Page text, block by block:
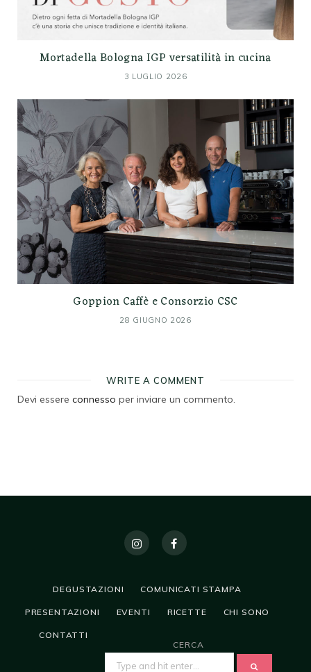
Mortadella Bologna IGP versatilità in cucina
3 LUGLIO 2026
Goppion Caffè e Consorzio CSC
28 GIUGNO 2026
WRITE A COMMENT
Devi essere connesso per inviare un commento.
DEGUSTAZIONI COMUNICATI STAMPA
PRESENTAZIONI EVENTI RICETTE CHI SONO
CONTATTI
CERCA